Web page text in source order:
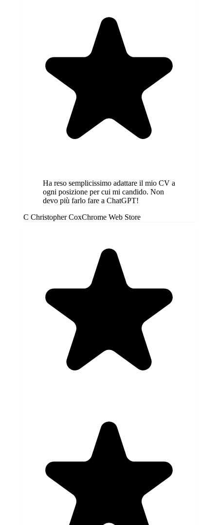
Ha reso semplicissimo adattare il mio CV a
ogni posizione per cui mi candido. Non
devo più farlo fare a ChatGPT!
C Christopher CoxChrome Web Store